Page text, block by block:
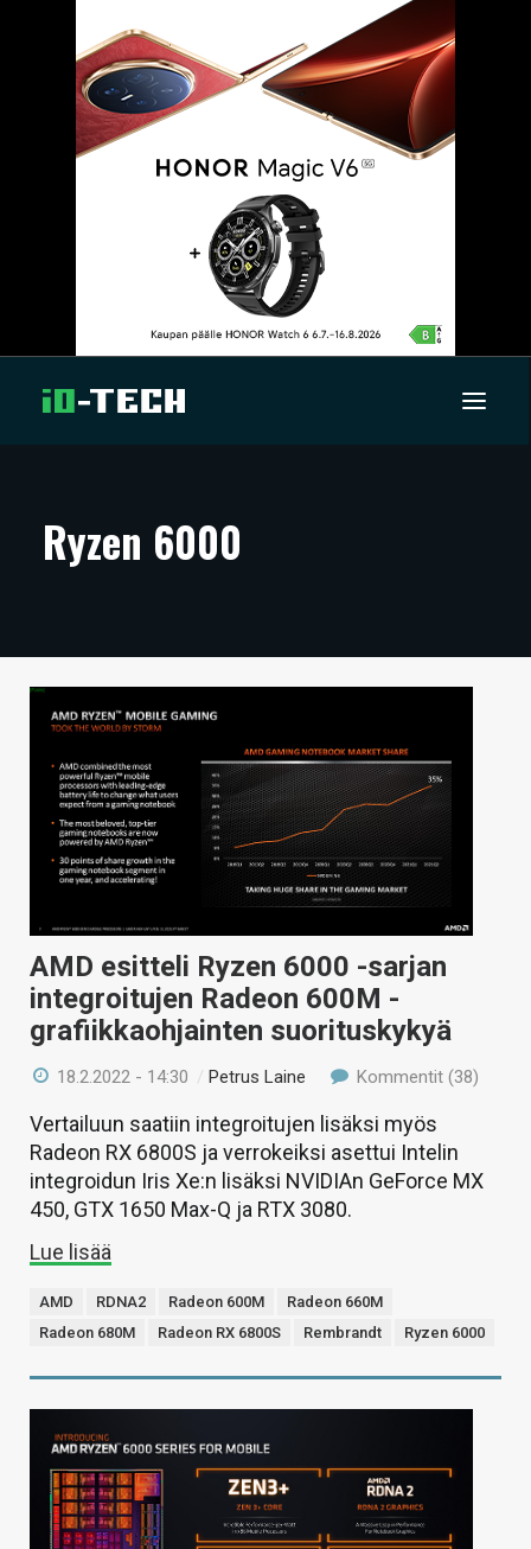
ARTIKKELIT
TECHBBS
TIETOA
HINTA.FI
KAUPPA
VAIHDA TEEMA
HAKU
Ryzen 6000
AMD esitteli Ryzen 6000 -sarjan
integroitujen Radeon 600M -
grafiikkaohjainten suorituskykyä
18.2.2022 - 14:30 /Petrus Laine Kommentit (38)
Vertailuun saatiin integroitujen lisäksi myös
Radeon RX 6800S ja verrokeiksi asettui Intelin
integroidun Iris Xe:n lisäksi NVIDIAn GeForce MX
450, GTX 1650 Max-Q ja RTX 3080.
Lue lisää
AMD RDNA2 Radeon 600M
Radeon 660M
Radeon 680M
Radeon RX 6800S Rembrandt Ryzen 6000